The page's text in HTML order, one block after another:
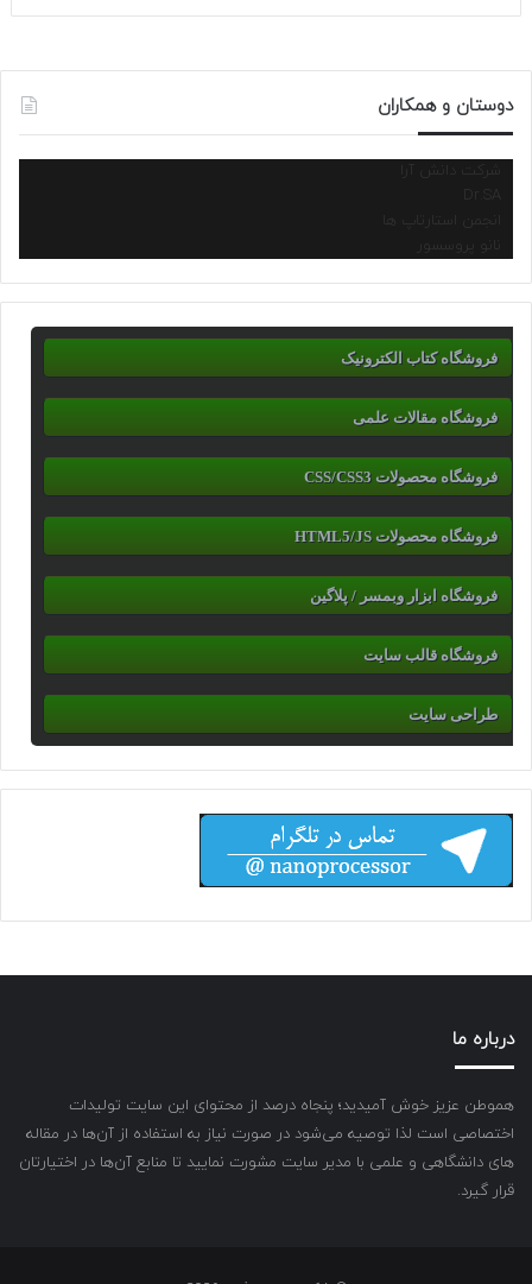
دوستان و همکاران
شرکت دانش آرا
انجمن استارتاپ ها
نانو پروسسور
فروشگاه کتاب الکترونیک
فروشگاه مقالات علمی
فروشگاه محصولات CSS/CSS3
فروشگاه محصولات HTML5/JS
فروشگاه ابزار وبمسر / پلاگین
فروشگاه قالب سایت
طراحی سایت
درباره ما
هموطن عزیز خوش آمیدید؛ پنجاه درصد از محتوای این سایت تولیدات
اختصاصی است لذا توصیه می‌شود در صورت نیاز به استفاده از آن‌ها در مقاله
های دانشگاهی و علمی با مدیر سایت مشورت نمایید تا منابع آن‌ها در اختیارتان
قرار گیرد.